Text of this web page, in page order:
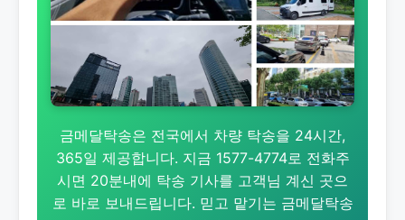
금메달탁송은 전국에서 차량 탁송을 24시간,
365일 제공합니다. 지금 1577-4774로 전화주
시면 20분내에 탁송 기사를 고객님 계신 곳으
로 바로 보내드립니다. 믿고 맡기는 금메달탁송